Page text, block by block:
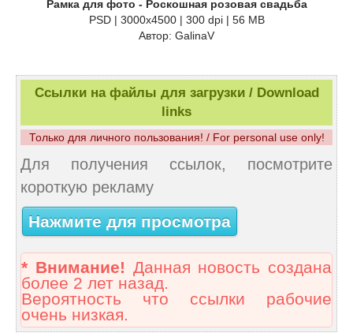
Рамка для фото - Роскошная розовая свадьба
PSD | 3000x4500 | 300 dpi | 56 MB
Автор: GalinaV
Ссылки на файлы для загрузки / Download
links
Только для личного пользования! / For personal use only!
Для получения ссылок, посмотрите
короткую рекламу
Нажмите для просмотра
* Внимание! Данная новость создана
более 2 лет назад.
Вероятность что ссылки рабочие
очень низкая.